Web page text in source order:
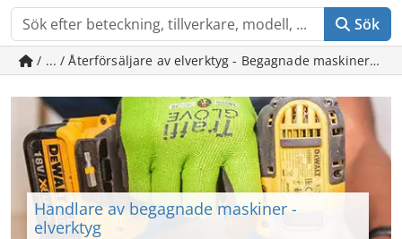
Sök
/ ... / Återförsäljare av elverktyg - Begagnade maskiner på
Handlare av begagnade maskiner -
elverktyg